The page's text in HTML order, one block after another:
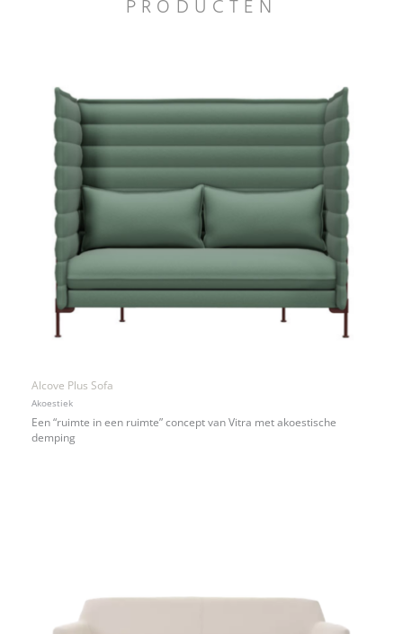
PRODUCTEN
Alcove Plus Sofa
Akoestiek
Een “ruimte in een ruimte” concept van Vitra met akoestische
demping